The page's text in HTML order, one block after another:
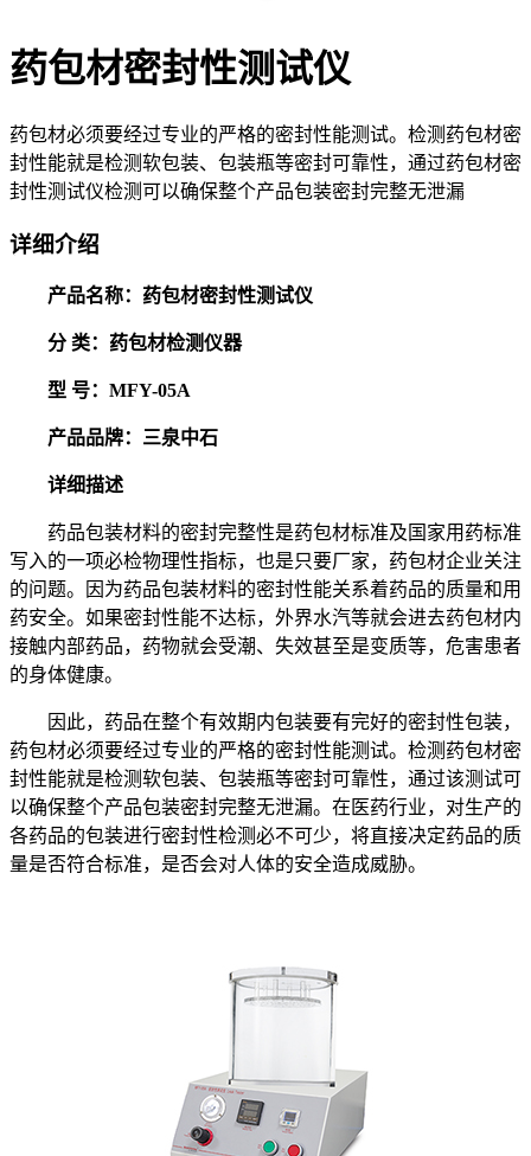
药包材密封性测试仪
药包材必须要经过专业的严格的密封性能测试。检测药包材密
封性能就是检测软包装、包装瓶等密封可靠性，通过药包材密
封性测试仪检测可以确保整个产品包装密封完整无泄漏
详细介绍
产品名称：药包材密封性测试仪
分 类：药包材检测仪器
型 号：MFY-05A
产品品牌：三泉中石
详细描述
药品包装材料的密封完整性是药包材标准及国家用药标准
写入的一项必检物理性指标，也是只要厂家，药包材企业关注
的问题。因为药品包装材料的密封性能关系着药品的质量和用
药安全。如果密封性能不达标，外界水汽等就会进去药包材内
接触内部药品，药物就会受潮、失效甚至是变质等，危害患者
的身体健康。
因此，药品在整个有效期内包装要有完好的密封性包装，
药包材必须要经过专业的严格的密封性能测试。检测药包材密
封性能就是检测软包装、包装瓶等密封可靠性，通过该测试可
以确保整个产品包装密封完整无泄漏。在医药行业，对生产的
各药品的包装进行密封性检测必不可少，将直接决定药品的质
量是否符合标准，是否会对人体的安全造成威胁。